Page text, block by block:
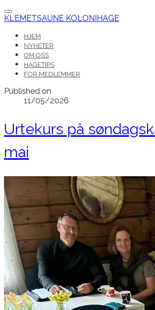
KLEMETSAUNE KOLONIHAGE
HJEM
NYHETER
OM OSS
HAGETIPS
FOR MEDLEMMER
Published on
11/05/2026
Urtekurs på
mai